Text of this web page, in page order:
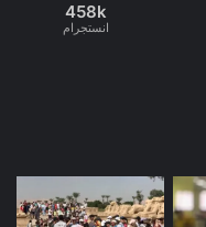
458k
انستجرام